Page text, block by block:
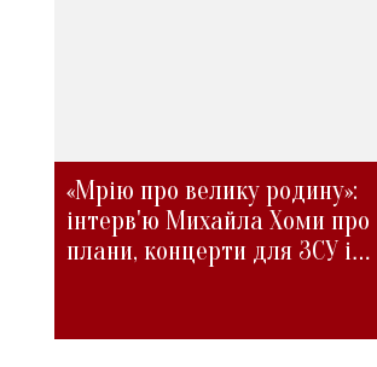
«Мрію про велику родину»:
інтерв'ю Михайла Хоми про
плани, концерти для ЗСУ і